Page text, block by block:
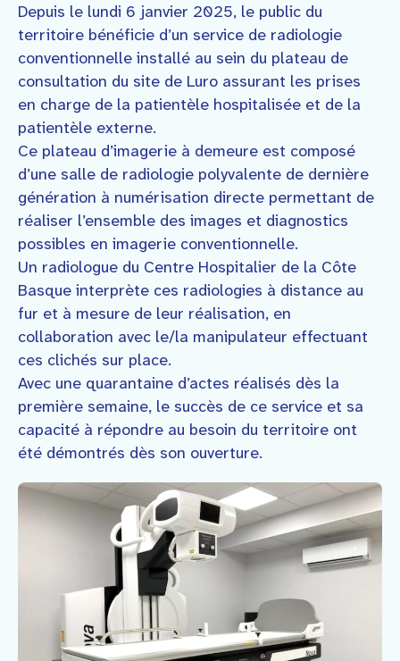
Depuis le lundi 6 janvier 2025, le public du
territoire bénéficie d’un service de radiologie
conventionnelle installé au sein du plateau de
consultation du site de Luro assurant les prises
en charge de la patientèle hospitalisée et de la
patientèle externe.
Ce plateau d’imagerie à demeure est composé
d’une salle de radiologie polyvalente de dernière
génération à numérisation directe permettant de
réaliser l’ensemble des images et diagnostics
possibles en imagerie conventionnelle.
Un radiologue du Centre Hospitalier de la Côte
Basque interprète ces radiologies à distance au
fur et à mesure de leur réalisation, en
collaboration avec le/la manipulateur effectuant
ces clichés sur place.
Avec une quarantaine d’actes réalisés dès la
première semaine, le succès de ce service et sa
capacité à répondre au besoin du territoire ont
été démontrés dès son ouverture.